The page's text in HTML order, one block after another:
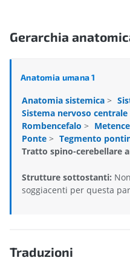
Gerarchia
Anatomia umana 1
Anatomia sistemica >
Sistema nervoso centrale
Rombencefalo >
Ponte > Tegmento
Tratto spino-cerebellare
Strutture sottostanti:
soggiacenti per questa
Traduzioni